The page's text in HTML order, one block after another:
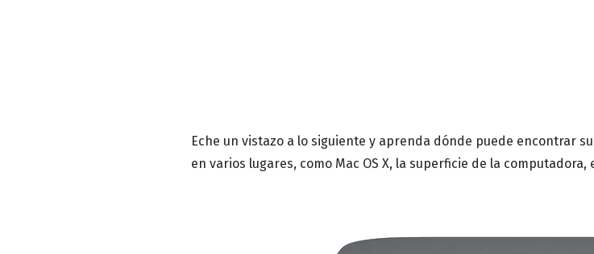
Eche un vistazo a lo siguiente y aprenda dónde puede encontrar
en varios lugares, como Mac OS X, la superficie de la